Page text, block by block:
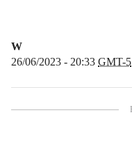
W
26/06/2023 - 20:33 GMT-5